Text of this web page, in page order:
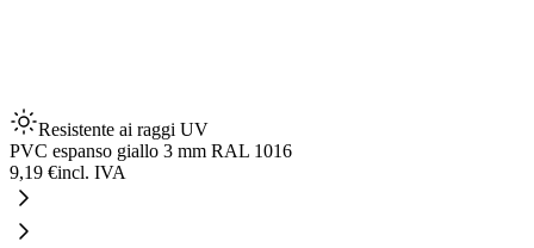
Resistente ai raggi UV
PVC espanso giallo 3 mm RAL 1016
9,19 €incl. IVA